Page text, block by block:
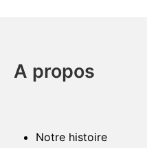
A propos
Notre histoire